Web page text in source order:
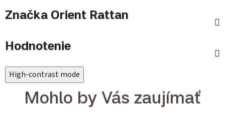
Značka Orient Rattan
Hodnotenie
High-contrast mode
Mohlo by Vás zaujímať